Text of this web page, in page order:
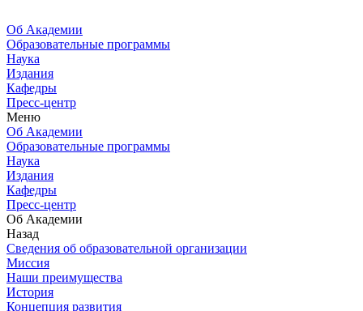
Об Академии
Образовательные программы
Наука
Издания
Кафедры
Пресс-центр
Меню
Об Академии
Образовательные программы
Наука
Издания
Кафедры
Пресс-центр
Об Академии
Назад
Сведения об образовательной организации
Миссия
Наши преимущества
История
Концепция развития